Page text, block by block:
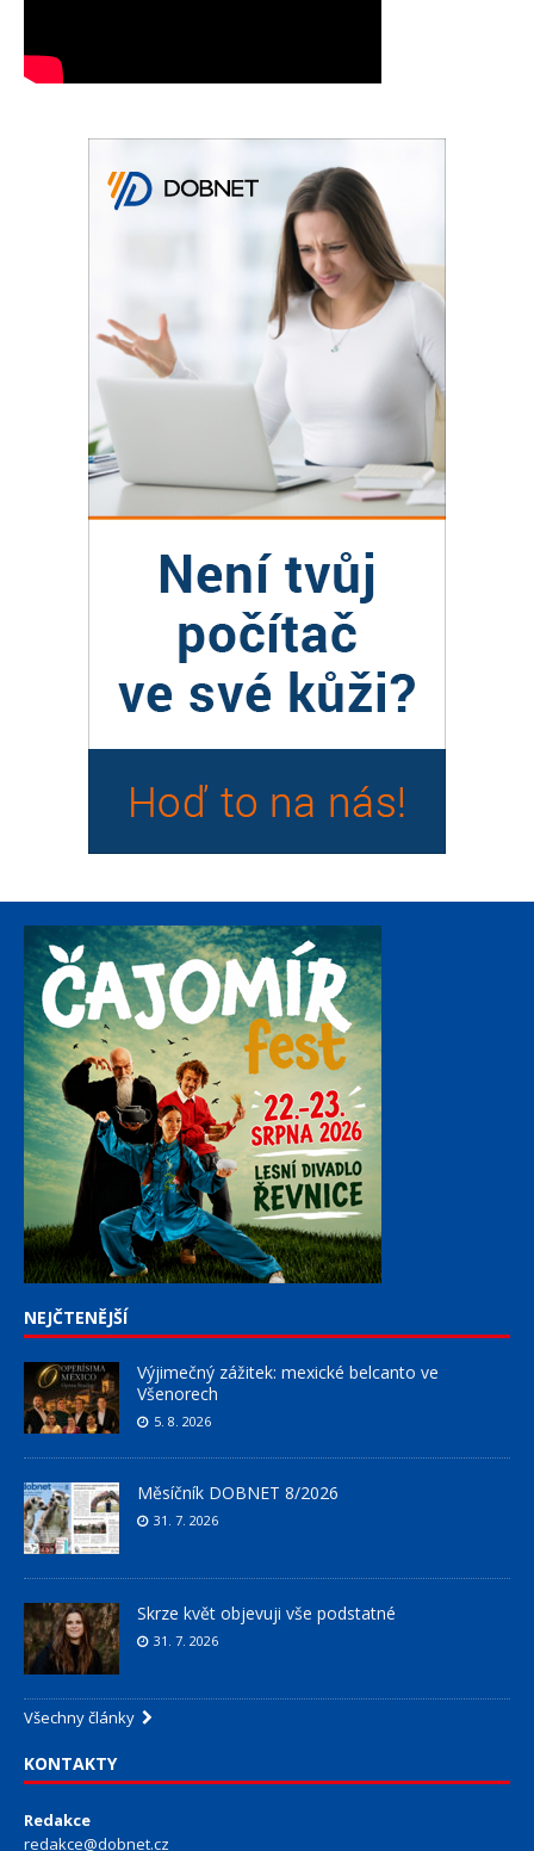
NEJČTENĚJŠÍ
Výjimečný zážitek: mexické belcanto ve
Všenorech
5. 8. 2026
Měsíčník DOBNET 8/2026
31. 7. 2026
Skrze květ objevuji vše podstatné
31. 7. 2026
Všechny články
KONTAKTY
Redakce
redakce@dobnet.cz